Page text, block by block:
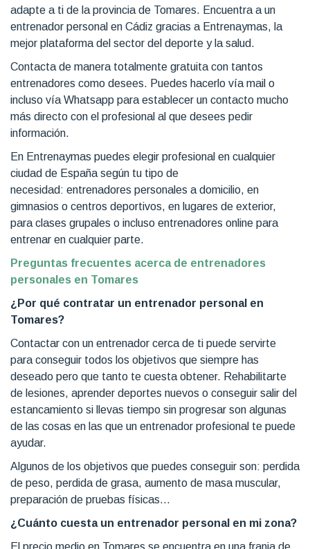
adapte a ti de la provincia de Tomares. Encuentra a un
entrenador personal en Cádiz gracias a Entrenaymas, la
mejor plataforma del sector del deporte y la salud.
Contacta de manera totalmente gratuita con tantos
entrenadores como desees. Puedes hacerlo vía mail o
incluso vía Whatsapp para establecer un contacto mucho
más directo con el profesional al que desees pedir
información.
En Entrenaymas puedes elegir profesional en cualquier
ciudad de España según tu tipo de
necesidad: entrenadores personales a domicilio, en
gimnasios o centros deportivos, en lugares de exterior,
para clases grupales o incluso entrenadores online para
entrenar en cualquier parte.
Preguntas frecuentes acerca de entrenadores
personales en Tomares
¿Por qué contratar un entrenador personal en
Tomares?
Contactar con un entrenador cerca de ti puede servirte
para conseguir todos los objetivos que siempre has
deseado pero que tanto te cuesta obtener. Rehabilitarte
de lesiones, aprender deportes nuevos o conseguir salir del
estancamiento si llevas tiempo sin progresar son algunas
de las cosas en las que un entrenador profesional te puede
ayudar.
Algunos de los objetivos que puedes conseguir son: perdida
de peso, perdida de grasa, aumento de masa muscular,
preparación de pruebas físicas...
¿Cuánto cuesta un entrenador personal en mi zona?
El precio medio en Tomares se encuentra en una franja de